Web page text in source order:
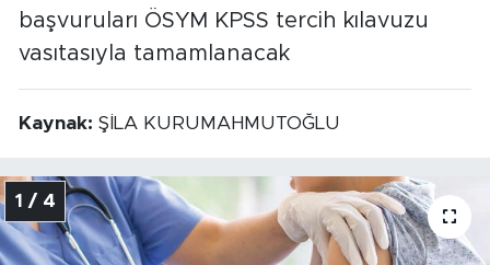
başvuruları ÖSYM KPSS tercih kılavuzu
vasıtasıyla tamamlanacak
Kaynak: ŞİLA KURUMAHMUTOĞLU
1 / 4